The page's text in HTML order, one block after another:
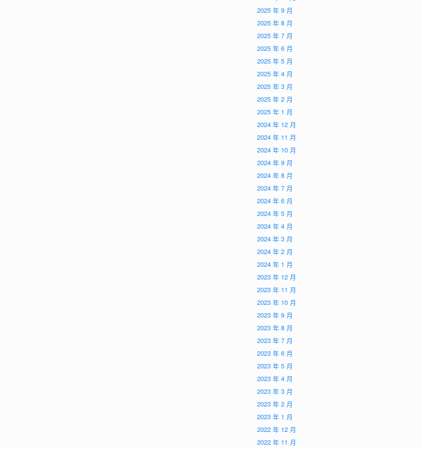
2025 年 9 月
2025 年 8 月
2025 年 7 月
2025 年 6 月
2025 年 5 月
2025 年 4 月
2025 年 3 月
2025 年 2 月
2025 年 1 月
2024 年 12 月
2024 年 11 月
2024 年 10 月
2024 年 9 月
2024 年 8 月
2024 年 7 月
2024 年 6 月
2024 年 5 月
2024 年 4 月
2024 年 3 月
2024 年 2 月
2024 年 1 月
2023 年 12 月
2023 年 11 月
2023 年 10 月
2023 年 9 月
2023 年 8 月
2023 年 7 月
2023 年 6 月
2023 年 5 月
2023 年 4 月
2023 年 3 月
2023 年 2 月
2023 年 1 月
2022 年 12 月
2022 年 11 月